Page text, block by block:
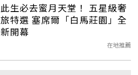
此生必去蜜月天堂！ 五星級奢
旅特選 塞席爾「白馬莊園」全
新開幕
在地推薦